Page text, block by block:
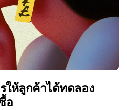
ให้ลูกค้าได้ทดลอง
อ